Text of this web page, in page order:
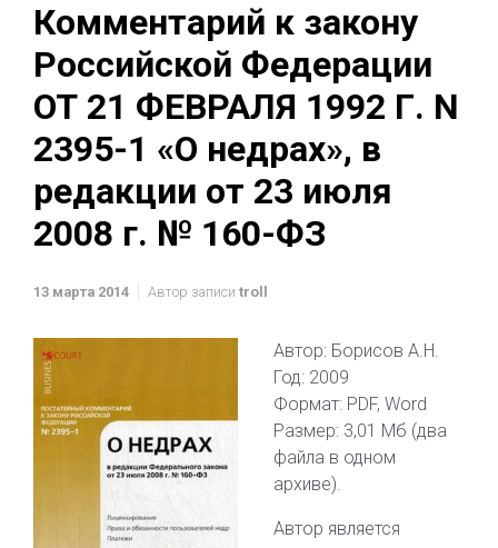
Комментарий к закону
Российской Федерации
ОТ 21 ФЕВРАЛЯ 1992 Г. N
2395-1 «О недрах», в
редакции от 23 июля
2008 г. № 160-ФЗ
13 марта 2014 Автор записи troll
Автор: Борисов А.Н.
Год: 2009
Формат: PDF, Word
Размер: 3,01 Мб (два
файла в одном
архиве).
Автор является